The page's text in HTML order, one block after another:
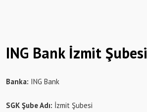
ING Bank İzmit Şubesi
Banka: ING Bank
SGK Şube Adı: İzmit Şubesi